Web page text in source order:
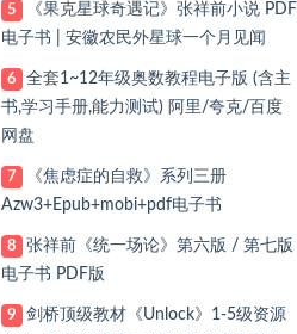
5
《果克星球奇遇记》张祥前小说 PDF
电子书 | 安徽农民外星球一个月见闻
6
全套1~12年级奥数教程电子版 (含主
书,学习手册,能力测试) 阿里/夸克/百度
网盘
7
《焦虑症的自救》系列三册
Azw3+Epub+mobi+pdf电子书
8
张祥前《统一场论》第六版 / 第七版
电子书 PDF版
9
剑桥顶级教材《Unlock》1-5级资源